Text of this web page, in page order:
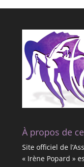
À propos de
Site officiel de
« Irène Popard »